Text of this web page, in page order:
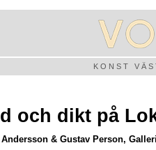
KONST
och dikt på
Andersson & Gustav Person,